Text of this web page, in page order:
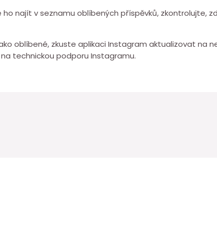
najít v seznamu oblíbených příspěvků, zkontrolujte,
oblíbené, zkuste aplikaci Instagram aktualizovat na
technickou podporu Instagramu.